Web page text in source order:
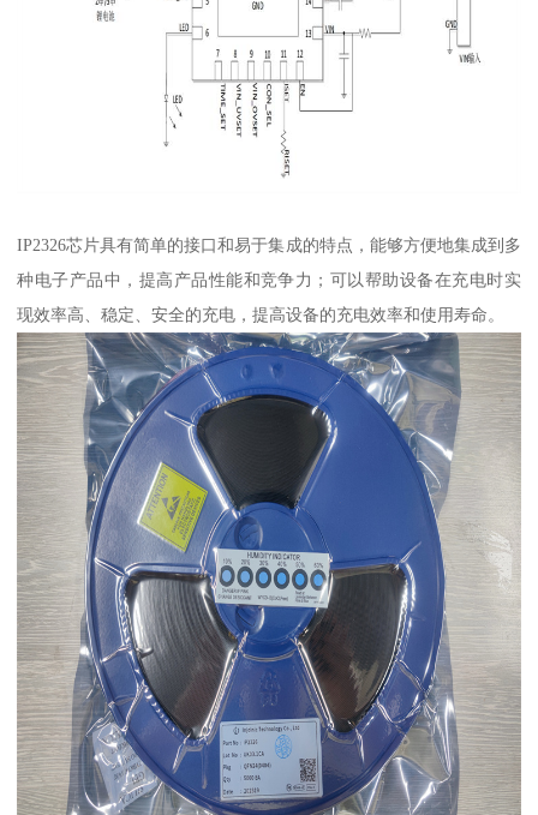
IP2326芯片具有简单的接口和易于集成的特点，能够方便地集成到多
种电子产品中，提高产品性能和竞争力；可以帮助设备在充电时实
现效率高、稳定、安全的充电，提高设备的充电效率和使用寿命。